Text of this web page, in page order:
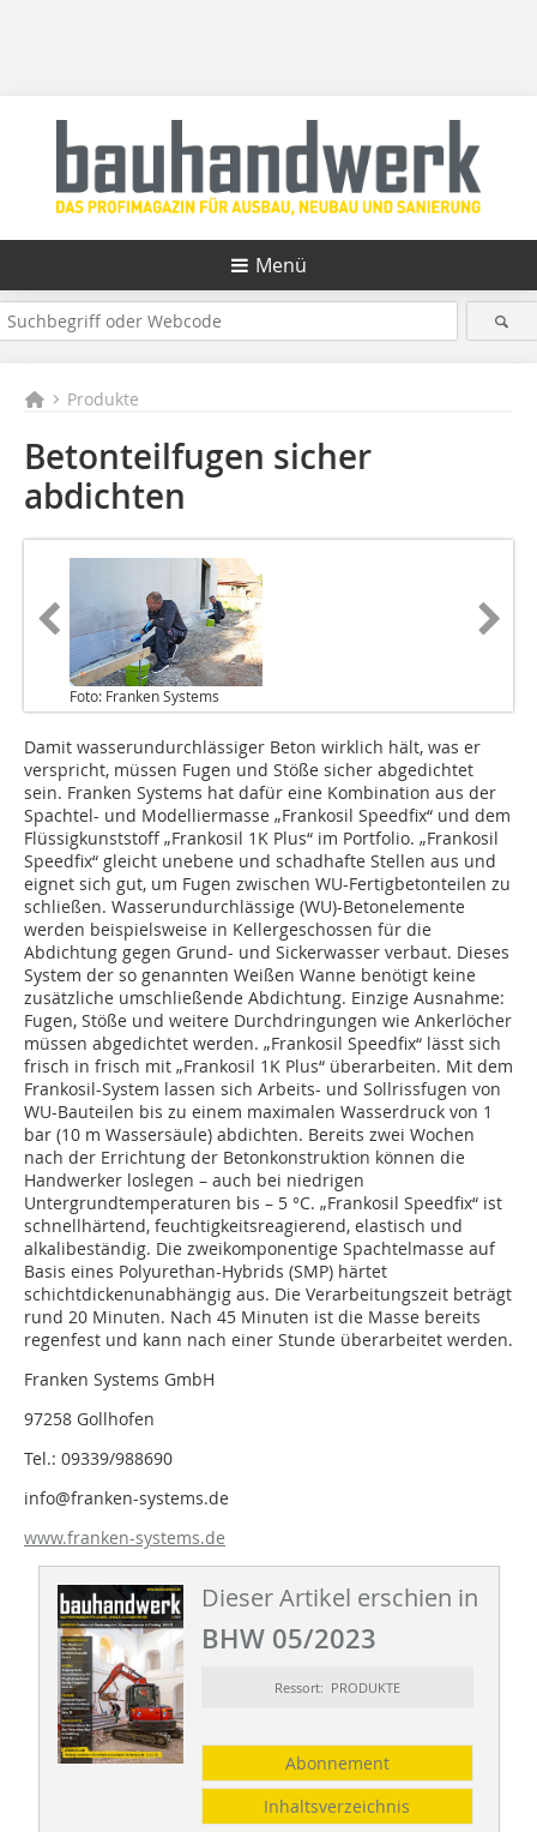
Menü
Produkte
Betonteilfugen sicher
abdichten
Foto: Franken Systems
Damit wasserundurchlässiger Beton wirklich hält, was er
verspricht, müssen Fugen und Stöße sicher abgedichtet
sein. Franken Systems hat dafür eine Kombination aus der
Spachtel- und Modelliermasse „Frankosil Speedfix“ und dem
Flüssigkunststoff „Frankosil 1K Plus“ im Portfolio. „Frankosil
Speedfix“ gleicht unebene und schadhafte Stellen aus und
eignet sich gut, um Fugen zwischen WU-Fertigbetonteilen zu
schließen. Wasserundurchlässige (WU)-Betonelemente
werden beispielsweise in Kellergeschossen für die
Abdichtung gegen Grund- und Sickerwasser verbaut. Dieses
System der so genannten Weißen Wanne benötigt keine
zusätzliche umschließende Abdichtung. Einzige Ausnahme:
Fugen, Stöße und weitere Durchdringungen wie Ankerlöcher
müssen abgedichtet werden. „Frankosil Speedfix“ lässt sich
frisch in frisch mit „Frankosil 1K Plus“ überarbeiten. Mit dem
Frankosil-System lassen sich Arbeits- und Sollrissfugen von
WU-Bauteilen bis zu einem maximalen Wasserdruck von 1
bar (10 m Wassersäule) abdichten. Bereits zwei Wochen
nach der Errichtung der Betonkonstruktion können die
Handwerker loslegen – auch bei niedrigen
Untergrundtemperaturen bis – 5 °C. „Frankosil Speedfix“ ist
schnellhärtend, feuchtigkeitsreagierend, elastisch und
alkalibeständig. Die zweikomponentige Spachtelmasse auf
Basis eines Polyurethan-Hybrids (SMP) härtet
schichtdickenunabhängig aus. Die Verarbeitungszeit beträgt
rund 20 Minuten. Nach 45 Minuten ist die Masse bereits
regenfest und kann nach einer Stunde überarbeitet werden.
Franken Systems GmbH
97258 Gollhofen
Tel.: 09339/988690
info@franken-systems.de
www.franken-systems.de
Dieser Artikel erschien in
BHW 05/2023
Ressort: PRODUKTE
Abonnement
Inhaltsverzeichnis